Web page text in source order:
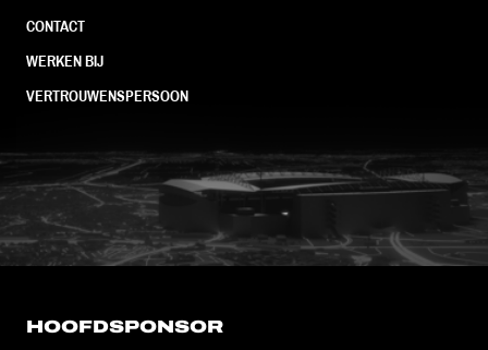
CONTACT
WERKEN BIJ
VERTROUWENSPERSOON
FC Utrecht<br>vanuit<br>het
HOOFDSPONSOR